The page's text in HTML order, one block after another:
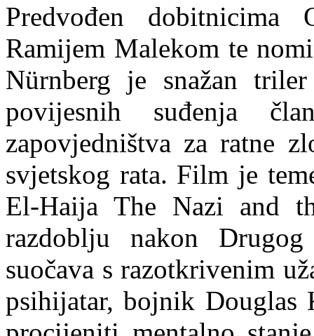
Predvođen dobitnicima
Ramijem Malekom te
Nürnberg je snažan
povijesnih suđenja
zapovjedništva za ratne
svjetskog rata. Film je
El-Haija The Nazi and
razdoblju nakon
suočava s razotkrivenim
psihijatar, bojnik Douglas